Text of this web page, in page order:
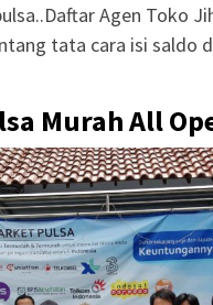
Agen Toko
tata cara isi saldo
Murah All